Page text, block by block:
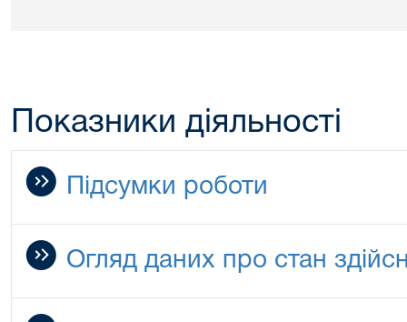
Показники діяльності
Підсумки роботи
Огляд даних про стан